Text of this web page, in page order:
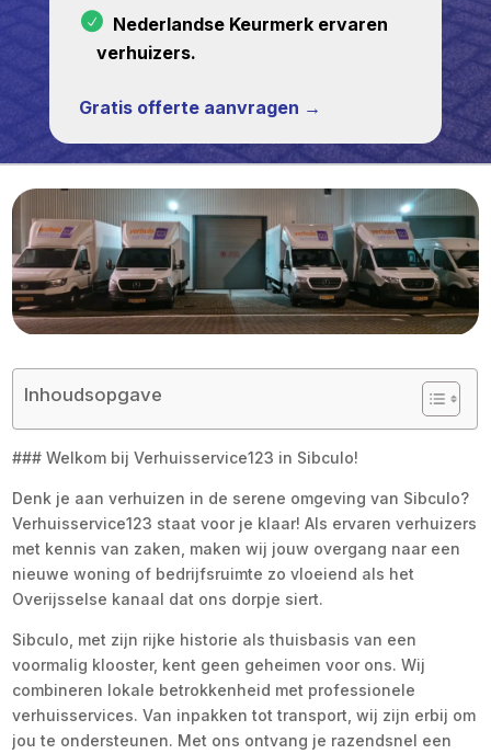
Nederlandse Keurmerk ervaren
verhuizers.
Gratis offerte aanvragen →
Inhoudsopgave
### Welkom bij Verhuisservice123 in Sibculo!
Denk je aan verhuizen in de serene omgeving van Sibculo?
Verhuisservice123 staat voor je klaar! Als ervaren verhuizers
met kennis van zaken, maken wij jouw overgang naar een
nieuwe woning of bedrijfsruimte zo vloeiend als het
Overijsselse kanaal dat ons dorpje siert.
Sibculo, met zijn rijke historie als thuisbasis van een
voormalig klooster, kent geen geheimen voor ons. Wij
combineren lokale betrokkenheid met professionele
verhuisservices. Van inpakken tot transport, wij zijn erbij om
jou te ondersteunen. Met ons ontvang je razendsnel een